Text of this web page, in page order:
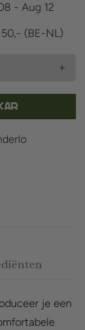
- Aug 12
(BE-NL)
je een